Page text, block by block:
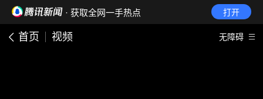
· 获取全网一手热点 打开
首页 视频 无障碍